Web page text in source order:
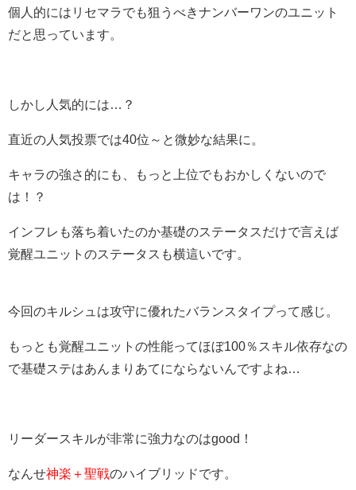
個人的にはリセマラでも狙うべきナンバーワンのユニット
だと思っています。
しかし人気的には…？
直近の人気投票では40位～と微妙な結果に。
キャラの強さ的にも、もっと上位でもおかしくないので
は！？
インフレも落ち着いたのか基礎のステータスだけで言えば
覚醒ユニットのステータスも横這いです。
今回のキルシュは攻守に優れたバランスタイプって感じ。
もっとも覚醒ユニットの性能ってほぼ100％スキル依存なの
で基礎ステはあんまりあてにならないんですよね…
リーダースキルが非常に強力なのはgood！
なんせ神楽＋聖戦のハイブリッドです。